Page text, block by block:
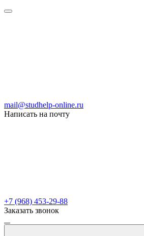
mail@studhelp-online.ru
Написать на почту
+7 (968) 453-29-88
Заказать звонок